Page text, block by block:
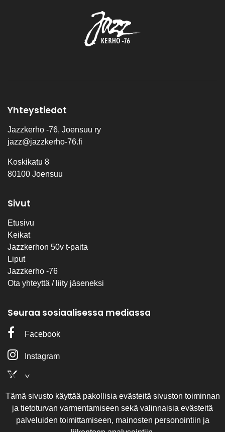
Tämä sivusto käyttää pakollisia evästeitä sivuston toiminnan
ja tietoturvan varmentamiseen sekä valinnaisia evästeitä
palveluiden toimittamiseen, mainosten personointiin ja
Yhteystiedot
Jazzkerho -76, Joensuu ry
jazz@jazzkerho-76.fi
Koskikatu 8
80100 Joensuu
Sivut
Etusivu
Keikat
Jazzkerhon 50v t-paita
Liput
Jazzkerho -76
Ota yhteyttä / liity jäseneksi
Seuraa sosiaalisessa mediassa
Facebook
Instagram
X
Olemme mukana